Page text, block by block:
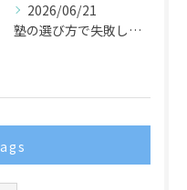
2026/06/21
塾の選び方で失敗しないためのポイントと学年別チェックリスト